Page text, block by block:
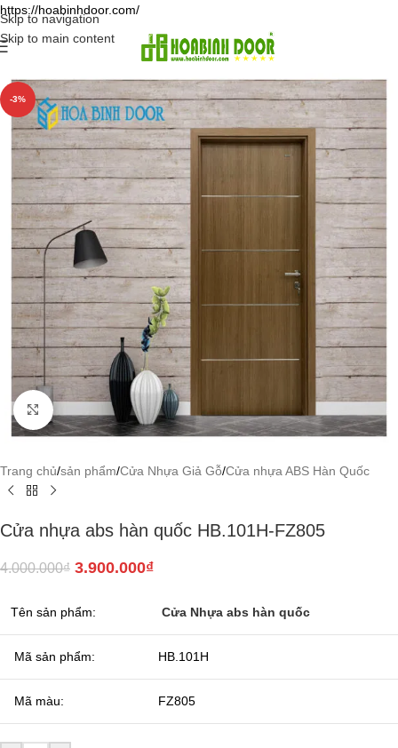
https://hoabinhdoor.com/
Skip to navigation
Skip to main content
-3%
Click to enlarge
Trang chủ/sản phẩm/Cửa Nhựa Giả Gỗ/Cửa nhựa ABS Hàn Quốc
Cửa nhựa abs hàn quốc HB.101H-FZ805
4.000.000₫ 3.900.000₫
Tên sản phẩm: Cửa Nhựa abs hàn quốc
Mã sản phẩm: HB.101H
Mã màu: FZ805